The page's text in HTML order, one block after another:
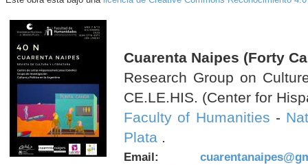
Cuarenta Naipes (Forty
Research Group on
CE.LE.HIS. (Center for
Faculty of Humanities -
Plata .
Email: